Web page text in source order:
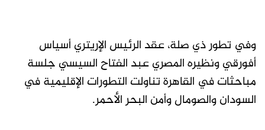
وفي تطور ذي صلة، عقد الرئيس الإريتري أسياس
أفورقي ونظيره المصري عبد الفتاح السيسي جلسة
مباحثات في القاهرة تناولت التطورات الإقليمية في
السودان والصومال وأمن البحر الأحمر.